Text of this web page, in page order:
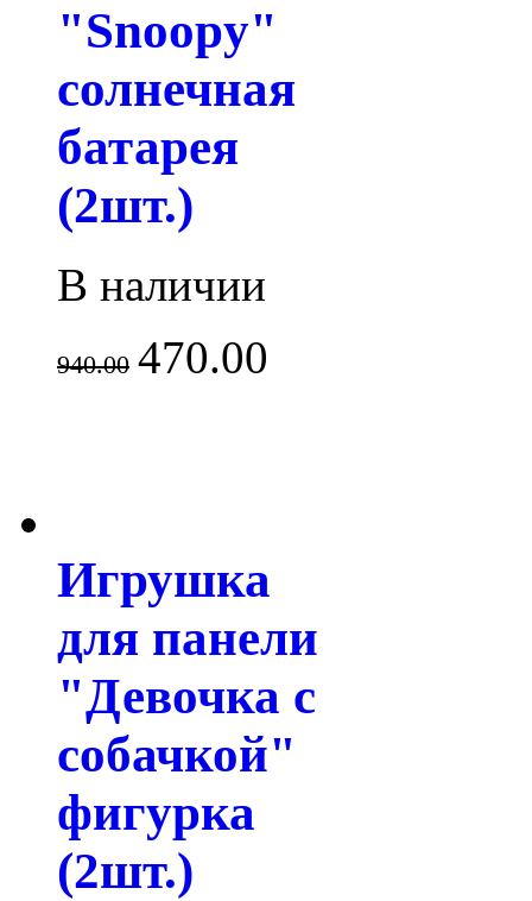
"Snoopy"
солнечная
батарея
(2шт.)
В наличии
940.00 470.00
Игрушка
для панели
"Девочка с
собачкой"
фигурка
(2шт.)